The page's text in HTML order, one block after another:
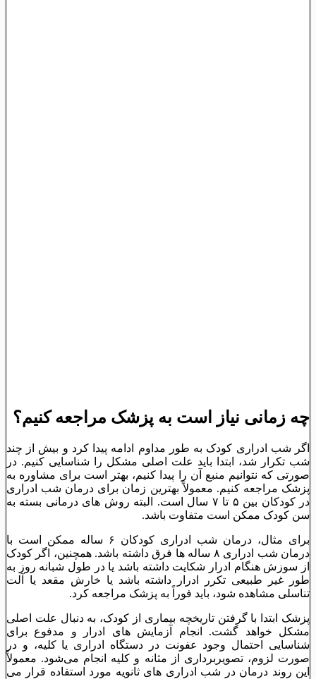
چه زمانی نیاز است به پزشک مراجعه کنیم؟
اگر شب ادراری کودک به طور مداوم ادامه پیدا کرد و بیش از چند
شب تکرار شد، ابتدا باید علت اصلی مشکل را شناسایی کنیم. در
صورتی که نتوانیم منبع آن را پیدا کنیم، بهتر است برای مشاوره به
پزشک مراجعه کنیم. معمولاً بهترین زمان برای درمان شب ادراری
در کودکان بین ۵ تا ۷ سال است. البته روش ‌های درمانی بسته به
سن کودک ممکن است متفاوت باشد.
برای مثال، درمان شب ادراری کودکان ۶ ساله ممکن است با
درمان شب ادراری ۸ ساله ‌ها فرق داشته باشد. همچنین، اگر کودک
از سوزش هنگام ادرار شکایت داشته باشد یا در طول شبانه ‌روز به
طور غیر طبیعی تکرر ادرار داشته باشد یا خارش مقعد یا آلت
تناسلی مشاهده شود، باید فوراً به پزشک مراجعه کرد.
پزشک ابتدا با گرفتن تاریخچه بیماری از کودک، به دنبال علت اصلی
مشکل خواهد گشت. انجام آزمایش ‌های ادرار و مدفوع برای
شناسایی احتمال وجود عفونت در دستگاه ادراری یا کلیه، و در
صورت لزوم، تصویربرداری از مثانه و کلیه انجام می‌شود. معمولاً
این روند درمان در شب ادراری‌ های ثانویه مورد استفاده قرار می